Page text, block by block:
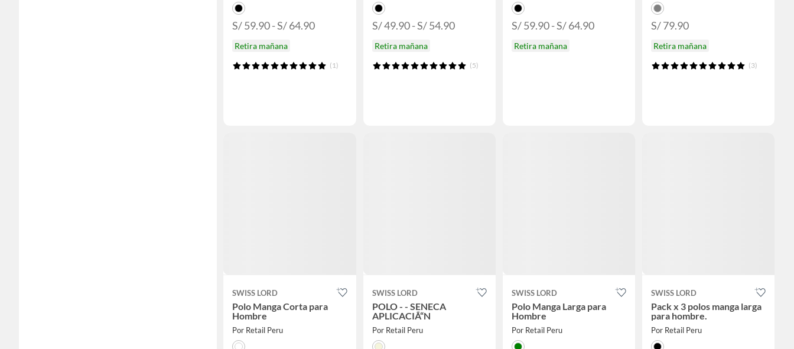
S/ 59.90 - S/ 64.90
Retira mañana
(1)
S/ 49.90 - S/ 54.90
Retira mañana
(5)
S/ 59.90 - S/ 64.90
Retira mañana
S/ 79.90
Retira mañana
(3)
SWISS LORD
Polo Manga Corta para
Hombre
Por Retail Peru
SWISS LORD
POLO - - SENECA
APLICACIÃ“N
Por Retail Peru
SWISS LORD
Polo Manga Larga para
Hombre
Por Retail Peru
SWISS LORD
Pack x 3 polos manga larga
para hombre.
Por Retail Peru